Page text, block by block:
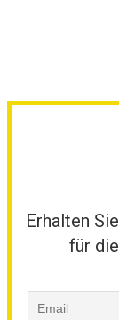
Erhalten
für